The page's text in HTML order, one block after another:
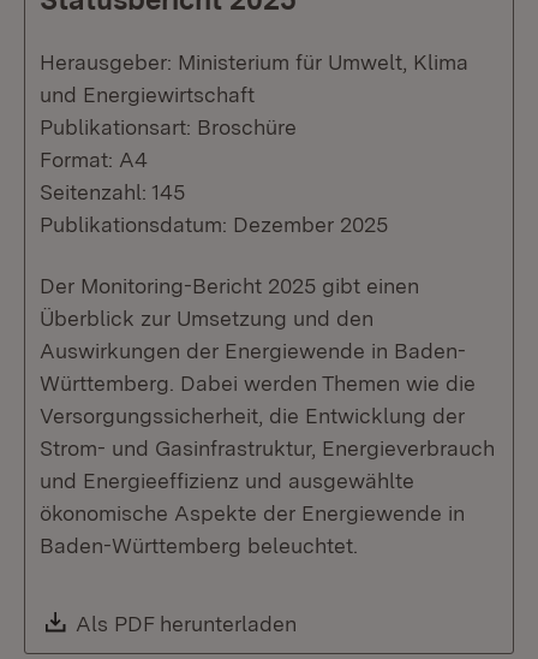
Herausgeber: Ministerium für Umwelt, Klima
und Energiewirtschaft
Publikationsart: Broschüre
Format: A4
Seitenzahl: 145
Publikationsdatum: Dezember 2025
Der Monitoring-Bericht 2025 gibt einen
Überblick zur Umsetzung und den
Auswirkungen der Energiewende in Baden-
Württemberg. Dabei werden Themen wie die
Versorgungssicherheit, die Entwicklung der
Strom- und Gasinfrastruktur, Energieverbrauch
und Energieeffizienz und ausgewählte
ökonomische Aspekte der Energiewende in
Baden-Württemberg beleuchtet.
Download:
Als PDF herunterladen